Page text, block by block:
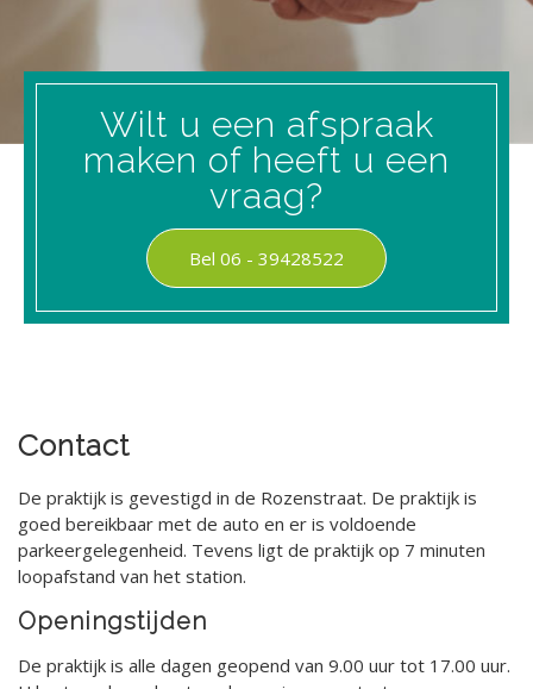
Lees en spellingsproblemen
Spraakontwikkeling
Wilt u een afspraak
maken of heeft u een
vraag?
Bel 06 - 39428522
Contact
De praktijk is gevestigd in de Rozenstraat. De praktijk is
goed bereikbaar met de auto en er is voldoende
parkeergelegenheid. Tevens ligt de praktijk op 7 minuten
loopafstand van het station.
Openingstijden
De praktijk is alle dagen geopend van 9.00 uur tot 17.00 uur.